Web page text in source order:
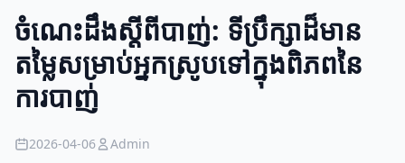
ចំណេះដឹងស្តីពីបាញ់: ទីប្រឹក្សាដ៏មាន
តម្លៃសម្រាប់អ្នកស្រូបទៅក្នុងពិភពនៃ
ការបាញ់
2026-04-06 Admin